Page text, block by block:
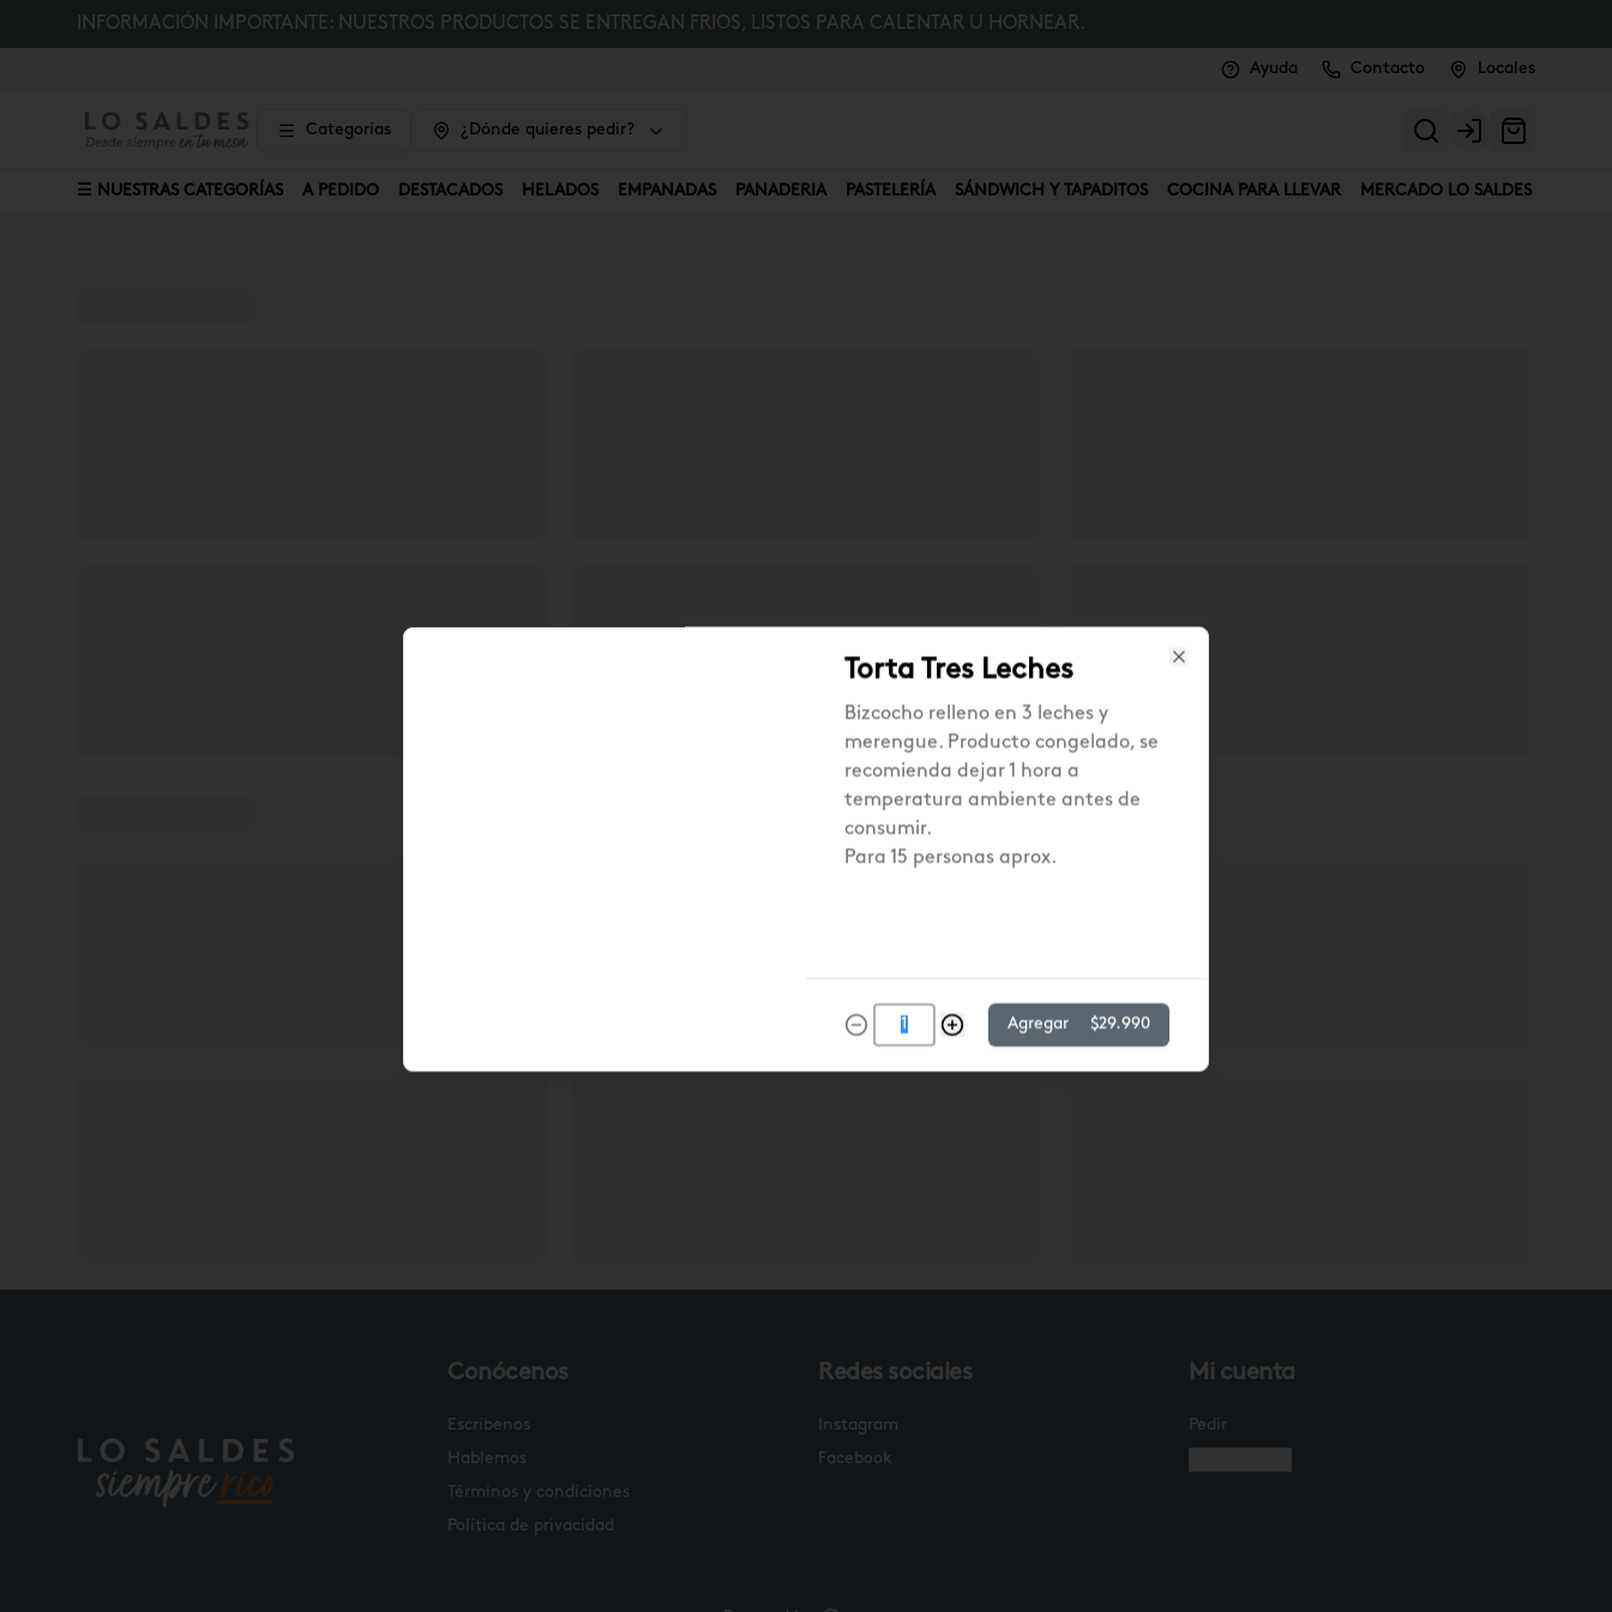
INFORMACIÓN IMPORTANTE: NUESTROS PRODUCTOS SE ENTREGAN FRIOS, LISTOS PARA CALENTAR U HORNEAR.
Ayuda Contacto Locales
Categorías ¿Dónde quieres pedir?
Login
☰ NUESTRAS CATEGORÍAS A PEDIDO DESTACADOS HELADOS EMPANADAS PANADERIA PASTELERÍA SÁNDWICH Y TAPADITOS COCINA PARA LLEVAR MERCADO LO SALDES
Conócenos
Escríbenos
Hablemos
Términos y condiciones
Política de privacidad
Redes sociales
Instagram
Facebook
Mi cuenta
Pedir
Torta Tres Leches
Bizcocho relleno en 3 leches y
merengue. Producto congelado, se
recomienda dejar 1 hora a
temperatura ambiente antes de
consumir.
Para 15 personas aprox.
Agregar $29.990